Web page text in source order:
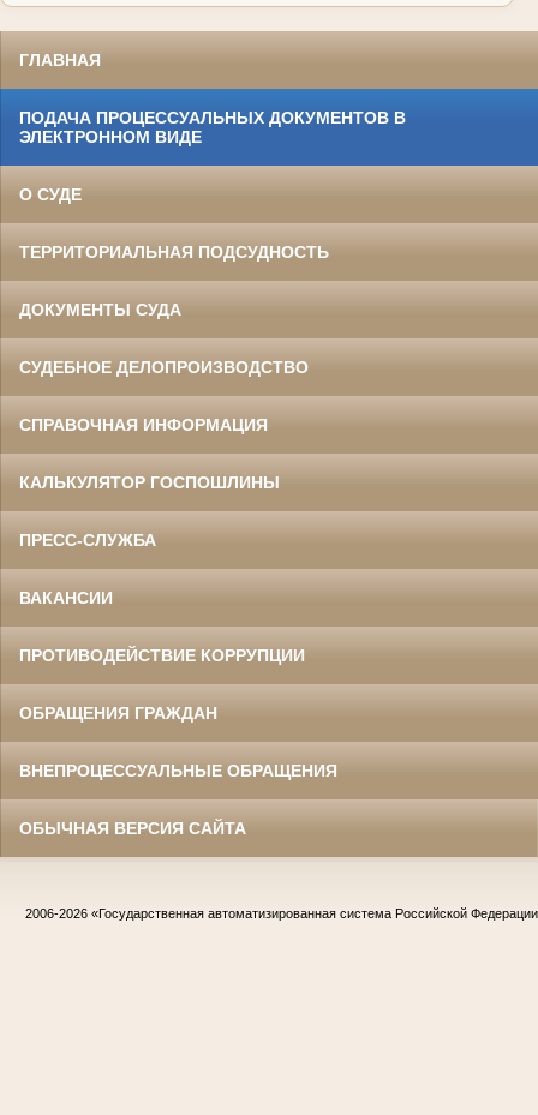
ГЛАВНАЯ
ПОДАЧА ПРОЦЕССУАЛЬНЫХ ДОКУМЕНТОВ В
ЭЛЕКТРОННОМ ВИДЕ
О СУДЕ
ТЕРРИТОРИАЛЬНАЯ ПОДСУДНОСТЬ
ДОКУМЕНТЫ СУДА
СУДЕБНОЕ ДЕЛОПРОИЗВОДСТВО
СПРАВОЧНАЯ ИНФОРМАЦИЯ
КАЛЬКУЛЯТОР ГОСПОШЛИНЫ
ПРЕСС-СЛУЖБА
ВАКАНСИИ
ПРОТИВОДЕЙСТВИЕ КОРРУПЦИИ
ОБРАЩЕНИЯ ГРАЖДАН
ВНЕПРОЦЕССУАЛЬНЫЕ ОБРАЩЕНИЯ
ОБЫЧНАЯ ВЕРСИЯ САЙТА
2006-2026 «Государственная автоматизированная система Российской